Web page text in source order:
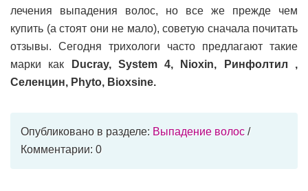
лечения выпадения волос, но все же прежде чем
купить (а стоят они не мало), советую сначала почитать
отзывы. Сегодня трихологи часто предлагают такие
марки как
Ducray, System 4, Nioxin, Ринфолтил ,
Селенцин, Phyto, Bioxsine.
Опубликовано в разделе: Выпадение волос /
Комментарии: 0